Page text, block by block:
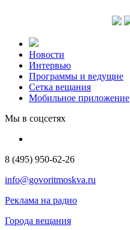
Новости
Интервью
Программы и ведущие
Сетка вещания
Мобильное приложение
Мы в соцсетях
8 (495) 950-62-26
info@govoritmoskva.ru
Реклама на радио
Города вещания